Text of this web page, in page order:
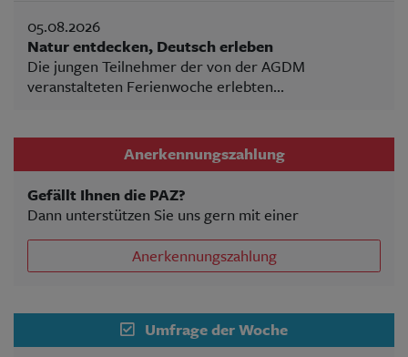
05.08.2026
Natur entdecken, Deutsch erleben
Die jungen Teilnehmer der von der AGDM
veranstalteten Ferienwoche erlebten...
Anerkennungszahlung
Gefällt Ihnen die PAZ?
Dann unterstützen Sie uns gern mit einer
Anerkennungszahlung
Umfrage der Woche